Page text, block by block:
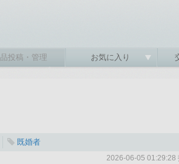
投稿・管理 お気に入り
既婚者
2026-06-05 01:29:28